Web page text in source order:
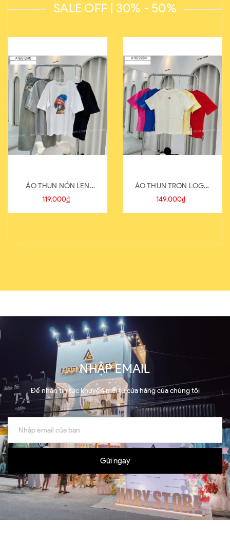
SALE OFF | 30% - 50%
ÁO THUN NÓN LEN
821-1
119.000₫
ÁO THUN TRƠN LOGO
SAU
149.000₫
NHẬP EMAIL
Để nhận tin tức khuyến mãi từ cửa hàng của chúng tôi
Gửi ngay